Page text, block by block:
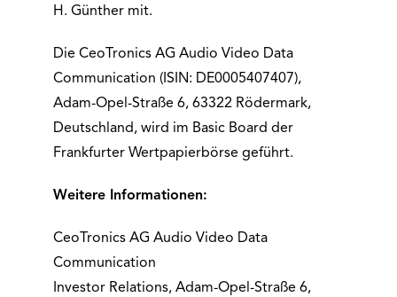
H. Günther mit.
Die CeoTronics AG Audio Video Data
Communication (ISIN: DE0005407407),
Adam-Opel-Straße 6, 63322 Rödermark,
Deutschland, wird im Basic Board der
Frankfurter Wertpapierbörse geführt.
Weitere Informationen:
CeoTronics AG Audio Video Data
Communication
Investor Relations, Adam-Opel-Straße 6,